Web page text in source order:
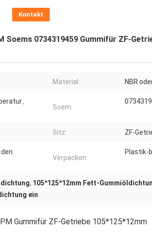
Kontakt
Soems 0734319459 Gummifür ZF-
Material: NBR
、
Soem:
Sitz: ZF-
Verpacken:
Plastik-
, 105*125*12mm Fett-
ein
Gummifür ZF-Getriebe 105*125*12mm